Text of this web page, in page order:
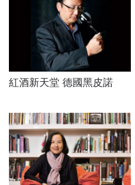
紅酒新天堂 德國黑皮諾